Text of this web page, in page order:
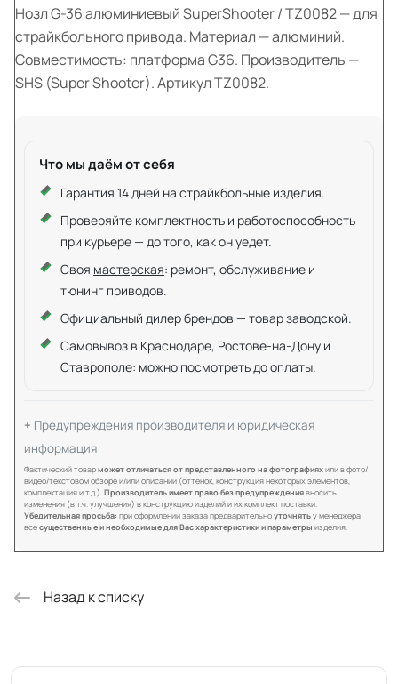
Нозл G-36 алюминиевый SuperShooter / TZ0082 — для
страйкбольного привода. Материал — алюминий.
Совместимость: платформа G36. Производитель —
SHS (Super Shooter). Артикул TZ0082.
Что мы даём от себя
Гарантия 14 дней на страйкбольные изделия.
Проверяйте комплектность и работоспособность
при курьере — до того, как он уедет.
Своя мастерская: ремонт, обслуживание и
тюнинг приводов.
Официальный дилер брендов — товар заводской.
Самовывоз в Краснодаре, Ростове-на-Дону и
Ставрополе: можно посмотреть до оплаты.
Предупреждения производителя и юридическая
информация
Фактический товарможет отличаться от представленного на фотографияхили в фото/
видео/текстовом обзоре и/или описании (оттенок, конструкция некоторых элементов,
комплектация и т.д.).Производитель имеет право без предупреждениявносить
изменения (в т.ч. улучшения) в конструкцию изделий и их комплект поставки.
Убедительная просьба: при оформлении заказа предварительноуточнятьу менеджера
всесущественные и необходимые для Вас характеристики и параметры изделия.
Назад к списку